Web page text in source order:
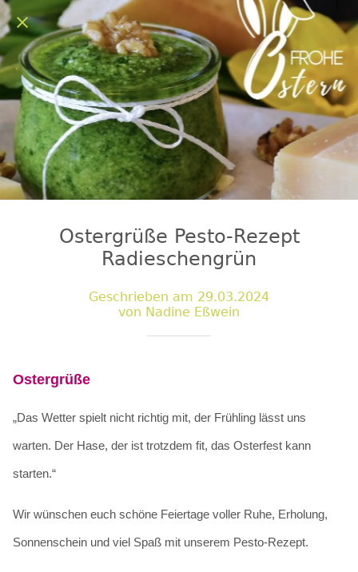
Ostergrüße Pesto-Rezept
Radieschengrün
Geschrieben am 29.03.2024
von Nadine Eßwein
Ostergrüße
„Das Wetter spielt nicht richtig mit, der Frühling lässt uns
warten. Der Hase, der ist trotzdem fit, das Osterfest kann
starten.“
Wir wünschen euch schöne Feiertage voller Ruhe, Erholung,
Sonnenschein und viel Spaß mit unserem Pesto-Rezept.